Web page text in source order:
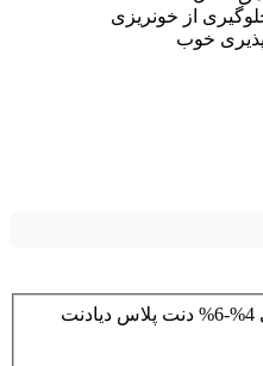
از خونریزی
خوب
[ تقارب / سایز ] گوتا پرکا تقاربی 4%-6% دنت پلاس دیادنت